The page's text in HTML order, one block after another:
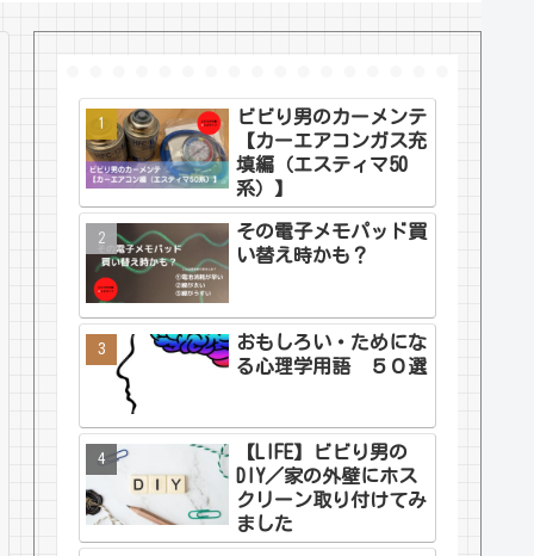
ビビり男のカーメンテ
【カーエアコンガス充
填編（エスティマ50
系）】
その電子メモパッド買
い替え時かも？
おもしろい・ためにな
る心理学用語 ５０選
【LIFE】ビビり男の
DIY／家の外壁にホス
クリーン取り付けてみ
ました